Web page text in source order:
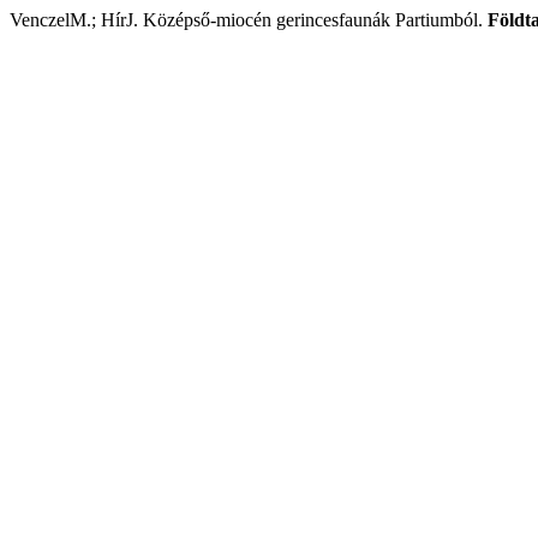
VenczelM.; HírJ. Középső-miocén gerincesfaunák Partiumból.